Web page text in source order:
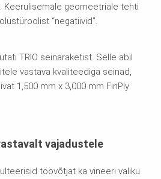
Keerulisemale geomeetriale tehti
“negatiivid”.
TRIO seinaraketist. Selle abil
vastava kvaliteediga seinad,
1,500 mm x 3,000 mm FinPly
vajadustele
töövõtjat ka vineeri valiku